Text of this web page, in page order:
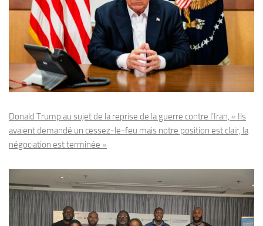
Donald Trump au sujet de la reprise de la guerre contre l’Iran, « Ils
avaient demandé un cessez-le-feu mais notre position est clair, la
négociation est terminée »